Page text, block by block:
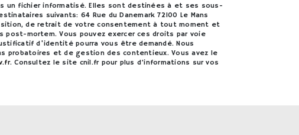
un fichier informatisé. Elles sont destinées à et ses sous-
suivants: 64 Rue du Danemark 72100 Le Mans
de retrait de votre consentement à tout moment et
post-mortem. Vous pouvez exercer ces droits par voie
d'identité pourra vous être demandé. Nous
probatoires et de gestion des contentieux. Vous avez le
. Consultez le site cnil.fr pour plus d’informations sur vos